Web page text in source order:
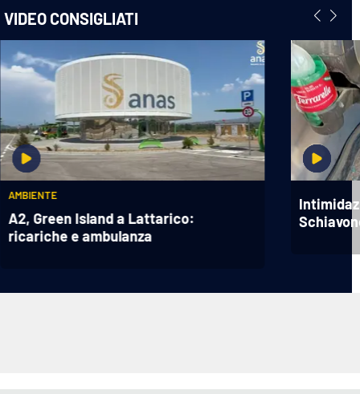
VIDEO CONSIGLIATI
AMBIENTE
A2, Green Island a Lattarico:
ricariche e ambulanza